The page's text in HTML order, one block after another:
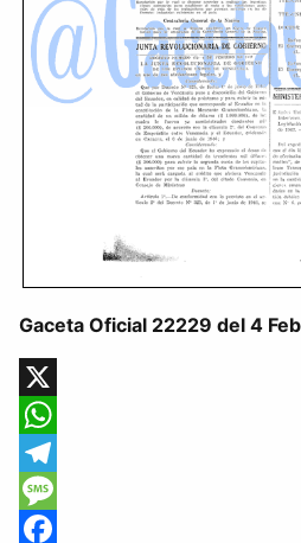
Gaceta Oficial 22229 del 4
X
WhatsApp
Telegram
Message